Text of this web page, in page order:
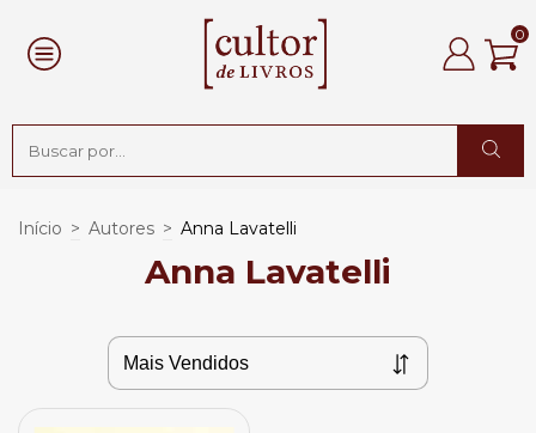
0
Início > Autores > Anna Lavatelli
Anna Lavatelli